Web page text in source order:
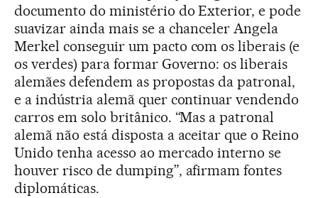
documento do ministério do Exterior, e pode
suavizar ainda mais se a chanceler Angela
Merkel conseguir um pacto com os liberais (e
os verdes) para formar Governo: os liberais
alemães defendem as propostas da patronal,
e a indústria alemã quer continuar vendendo
carros em solo britânico. “Mas a patronal
alemã não está disposta a aceitar que o Reino
Unido tenha acesso ao mercado interno se
houver risco de dumping”, afirmam fontes
diplomáticas.